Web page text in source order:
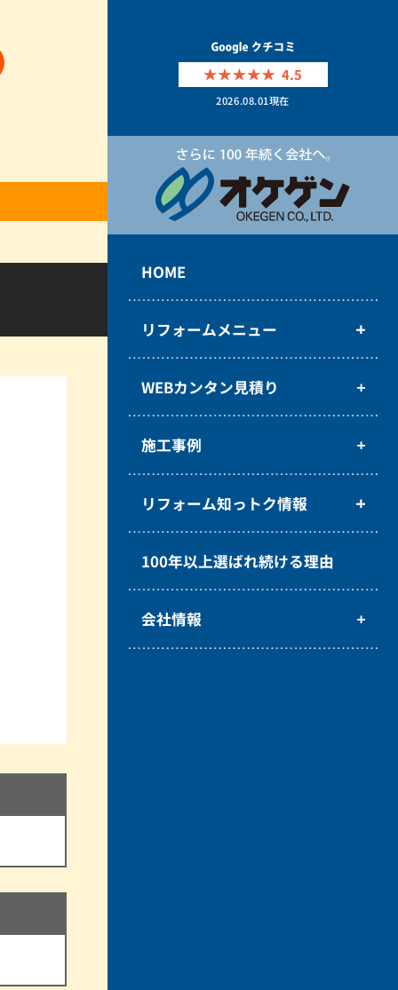
4.5
2026.08.01現在
HOME
リフォームメニュー
WEBカンタン見積り
施工事例
リフォーム知っトク情報
100年以上選ばれ続ける理由
会社情報